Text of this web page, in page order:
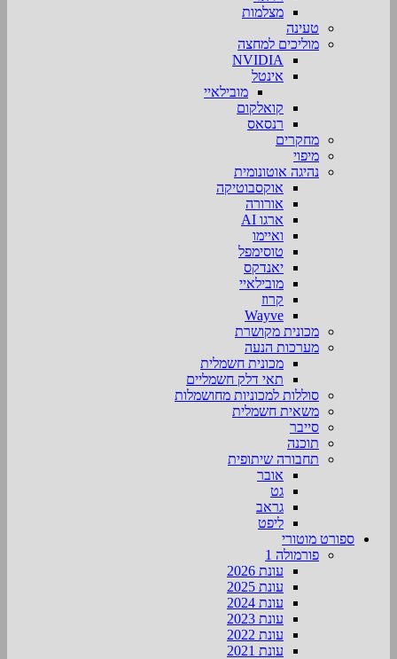
מצלמות
טעינה
מוליכים למחצה
NVIDIA
אינטל
מובילאיי
קואלקום
רנסאס
מחקרים
מיפוי
נהיגה אוטונומית
אוקסבוטיקה
אורורה
ארגו AI
ואיימו
טוסימפל
יאנדקס
מובילאיי
קרוז
Wayve
מכונית מקושרת
מערכות הנעה
מכונית חשמלית
תאי דלק חשמליים
סוללות למכוניות מחושמלות
משאית חשמלית
סייבר
תוכנה
תחבורה שיתופית
אובר
גט
גראב
ליפט
ספורט מוטורי
פורמולה 1
עונת 2026
עונת 2025
עונת 2024
עונת 2023
עונת 2022
עונת 2021